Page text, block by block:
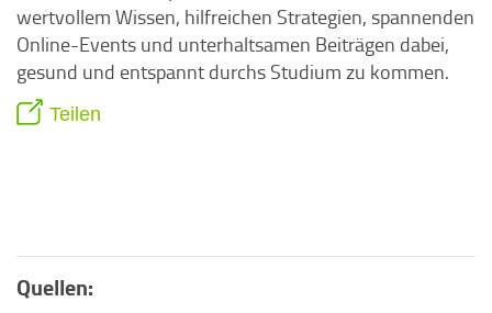
wertvollem Wissen, hilfreichen Strategien, spannenden
Online-Events und unterhaltsamen Beiträgen dabei,
gesund und entspannt durchs Studium zu kommen.
Teilen
Quellen: